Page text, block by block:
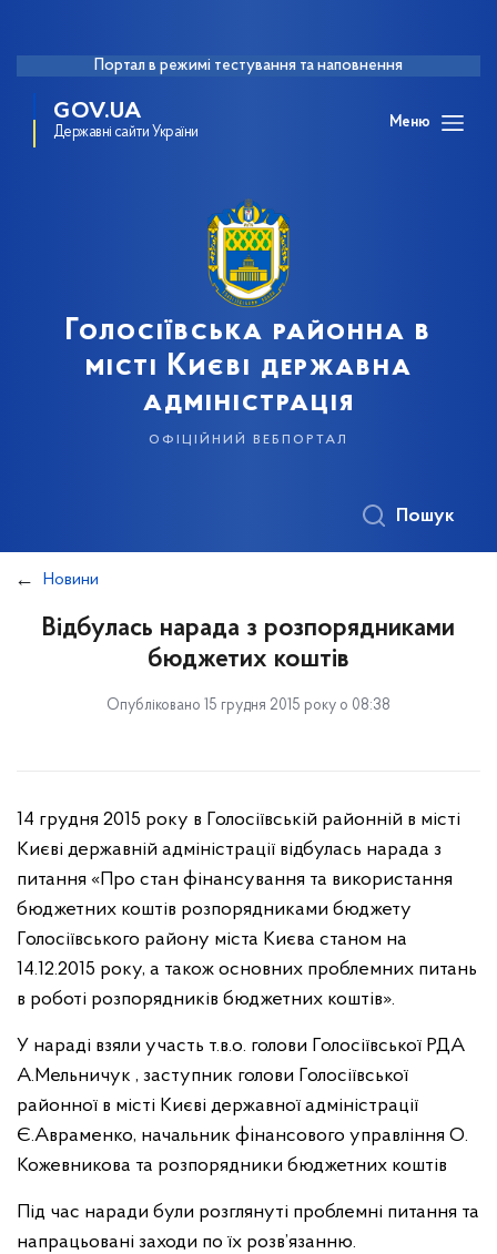
Портал в режимі тестування та наповнення
GOV.UA
Державні сайти України
Меню
Голосіївська районна в
місті Києві державна
адміністрація
офіційний вебпортал
Пошук
Новини
Відбулась нарада з розпорядниками
бюджетих коштів
Опубліковано 15 грудня 2015 року о 08:38
14 грудня 2015 року в Голосіївській районній в місті
Києві державній адміністрації відбулась нарада з
питання «Про стан фінансування та використання
бюджетних коштів розпорядниками бюджету
Голосіївського району міста Києва станом на
14.12.2015 року, а також основних проблемних питань
в роботі розпорядників бюджетних коштів».
У нараді взяли участь т.в.о. голови Голосіївської РДА
А.Мельничук , заступник голови Голосіївської
районної в місті Києві державної адміністрації
Є.Авраменко, начальник фінансового управління О.
Кожевникова та розпорядники бюджетних коштів
Під час наради були розглянуті проблемні питання та
напрацьовані заходи по їх розв’язанню.